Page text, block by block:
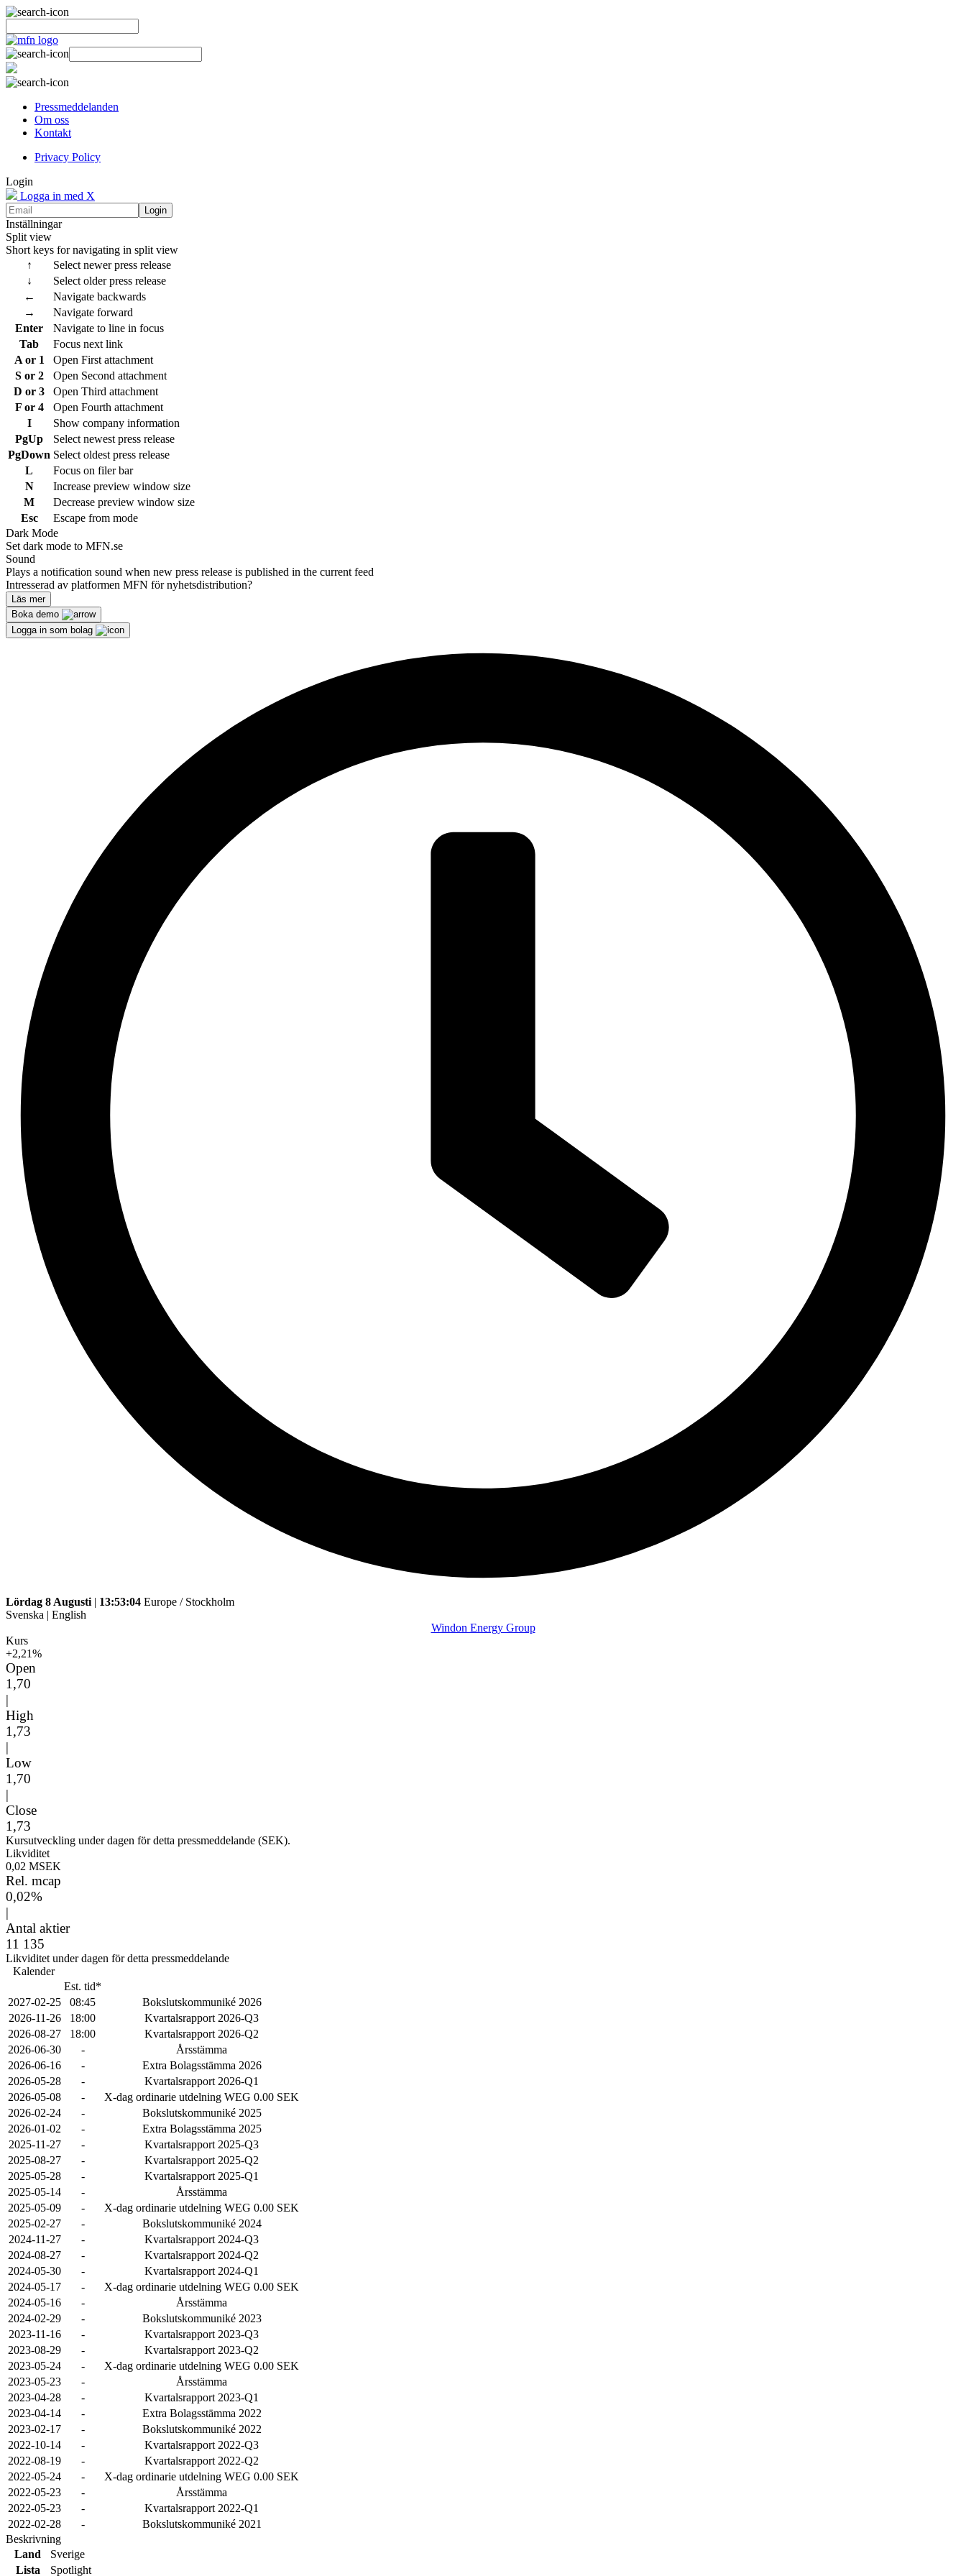
Pressmeddelanden
Om oss
Kontakt
Privacy Policy
Login
Logga in med X
Login
Inställningar
Split view
Short keys for navigating in split view
↑
Select newer press release
↓
Select older press release
←
Navigate backwards
→
Navigate forward
Enter
Navigate to line in focus
Tab
Focus next link
A or 1
Open First attachment
S or 2
Open Second attachment
D or 3
Open Third attachment
F or 4
Open Fourth attachment
I
Show company information
PgUp
Select newest press release
PgDown Select oldest press release
L
Focus on filer bar
N
Increase preview window size
M
Decrease preview window size
Esc
Escape from mode
Dark Mode
Set dark mode to MFN.se
Sound
Plays a notification sound when new press release is published in the current feed
Intresserad av platformen MFN för nyhetsdistribution?
Läs mer
Boka demo
Logga in som bolag
Lördag 8 Augusti | 13:53:04 Europe / Stockholm
Svenska | English
Windon Energy Group
Kurs
+2,21%
Open
1,70
|
High
1,73
|
Low
1,70
|
Close
1,73
Kursutveckling under dagen för detta pressmeddelande (SEK).
Likviditet
0,02 MSEK
Rel. mcap
0,02%
|
Antal aktier
11 135
Likviditet under dagen för detta pressmeddelande
Kalender
Est. tid*
2027-02-25
08:45
Bokslutskommuniké 2026
2026-11-26
18:00
Kvartalsrapport 2026-Q3
2026-08-27
18:00
Kvartalsrapport 2026-Q2
2026-06-30
-
Årsstämma
2026-06-16
-
Extra Bolagsstämma 2026
2026-05-28
-
Kvartalsrapport 2026-Q1
2026-05-08
-
X-dag ordinarie utdelning WEG 0.00 SEK
2026-02-24
-
Bokslutskommuniké 2025
2026-01-02
-
Extra Bolagsstämma 2025
2025-11-27
-
Kvartalsrapport 2025-Q3
2025-08-27
-
Kvartalsrapport 2025-Q2
2025-05-28
-
Kvartalsrapport 2025-Q1
2025-05-14
-
Årsstämma
2025-05-09
-
X-dag ordinarie utdelning WEG 0.00 SEK
2025-02-27
-
Bokslutskommuniké 2024
2024-11-27
-
Kvartalsrapport 2024-Q3
2024-08-27
-
Kvartalsrapport 2024-Q2
2024-05-30
-
Kvartalsrapport 2024-Q1
2024-05-17
-
X-dag ordinarie utdelning WEG 0.00 SEK
2024-05-16
-
Årsstämma
2024-02-29
-
Bokslutskommuniké 2023
2023-11-16
-
Kvartalsrapport 2023-Q3
2023-08-29
-
Kvartalsrapport 2023-Q2
2023-05-24
-
X-dag ordinarie utdelning WEG 0.00 SEK
2023-05-23
-
Årsstämma
2023-04-28
-
Kvartalsrapport 2023-Q1
2023-04-14
-
Extra Bolagsstämma 2022
2023-02-17
-
Bokslutskommuniké 2022
2022-10-14
-
Kvartalsrapport 2022-Q3
2022-08-19
-
Kvartalsrapport 2022-Q2
2022-05-24
-
X-dag ordinarie utdelning WEG 0.00 SEK
2022-05-23
-
Årsstämma
2022-05-23
-
Kvartalsrapport 2022-Q1
2022-02-28
-
Bokslutskommuniké 2021
Beskrivning
Land
Sverige
Lista
Spotlight